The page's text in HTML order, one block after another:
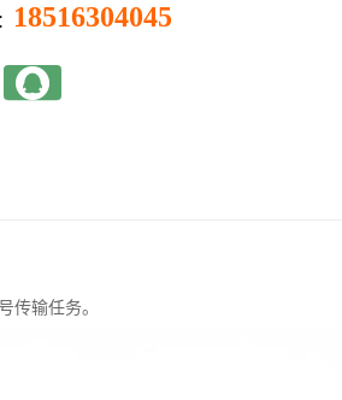
18516304045
传输任务。